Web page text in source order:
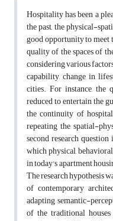
Hospitality has been a
the past, the physical-
good opportunity to meet
quality of the spaces of
considering various
capability, change in
cities. For instance, the
reduced to entertain the
the continuity of
repeating the spatial-
second research
which physical,
in today's apartment
The research hypothesis
of contemporary
adapting semantic-
of the traditional